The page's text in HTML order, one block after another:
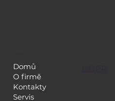
Domů
O firmě
Kontakty
Servis